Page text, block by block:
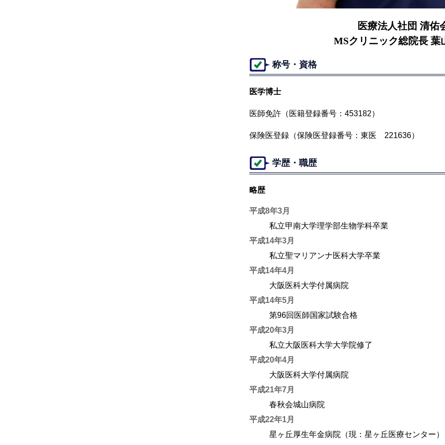
医療法人社団 清佑
MSクリニック総院長 葉
称号・資格
医学博士
医師免許（医籍登録番号：453182）
保険医登録（保険医登録番号：東医 221636）
学歴・職歴
略歴
平成8年3月
私立甲南大学理学部生物学科卒業
平成14年3月
私立聖マリアンナ医科大学卒業
平成14年4月
大阪医科大学付属病院
平成14年5月
第96回医師国家試験合格
平成20年3月
私立大阪医科大学大学院修了
平成20年4月
大阪医科大学付属病院
平成21年7月
春秋会城山病院
平成22年1月
星ヶ丘厚生年金病院（現：星ヶ丘医療センター）